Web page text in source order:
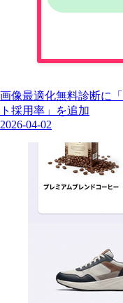
画像最適化無料診断に
ト採用率」を追加
2026-04-02